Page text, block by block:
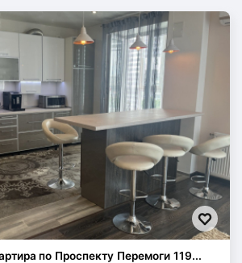
по Проспекту Перемоги 119...